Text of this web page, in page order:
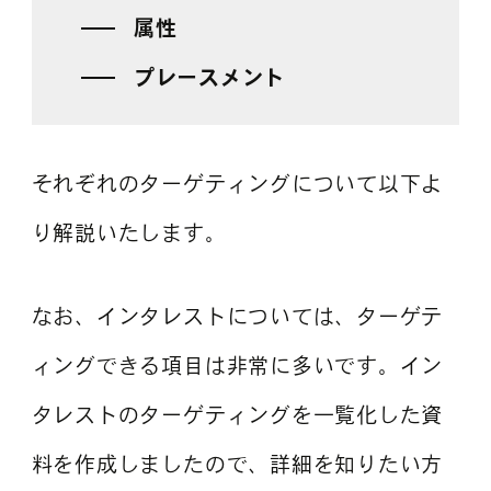
属性
プレースメント
それぞれのターゲティングについて以下よ
り解説いたします。
なお、インタレストについては、ターゲテ
ィングできる項目は非常に多いです。イン
タレストのターゲティングを一覧化した資
料を作成しましたので、詳細を知りたい方